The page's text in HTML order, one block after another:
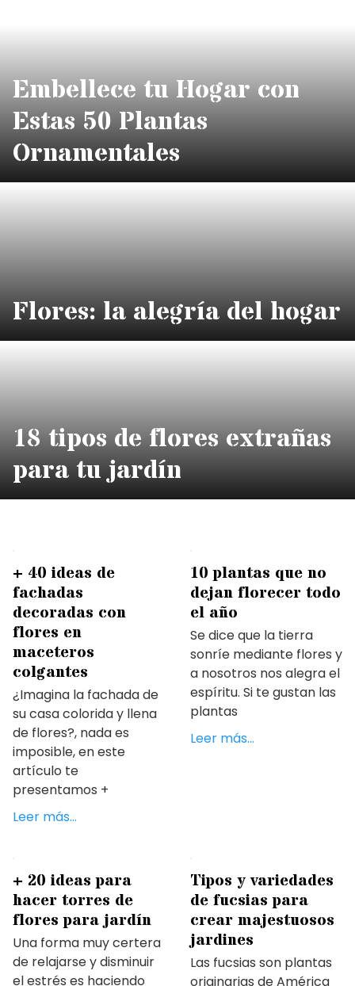
Embellece tu Hogar con
Estas 50 Plantas
Ornamentales
Flores: la alegría del hogar
18 tipos de flores extrañas
para tu jardín
+ 40 ideas de
fachadas
decoradas con
flores en
maceteros
colgantes
¿Imagina la fachada de
su casa colorida y llena
de flores?, nada es
imposible, en este
artículo te
presentamos +
Leer más…
10 plantas que no
dejan florecer todo
el año
Se dice que la tierra
sonríe mediante flores y
a nosotros nos alegra el
espíritu. Si te gustan las
plantas
Leer más…
+ 20 ideas para
hacer torres de
flores para jardín
Una forma muy certera
de relajarse y disminuir
el estrés es haciendo
Tipos y variedades
de fucsias para
crear majestuosos
jardines
Las fucsias son plantas
originarias de América